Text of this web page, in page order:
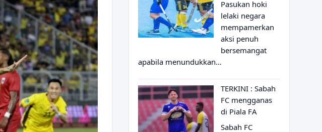
Pasukan hoki
lelaki negara
mempamerkan
aksi penuh
bersemangat
apabila menundukkan…
TERKINI : Sabah
FC mengganas
di Piala FA
Sabah FC